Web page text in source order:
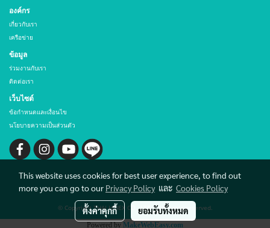
องค์กร
เกี่ยวกับเรา
เครือข่าย
ข้อมูล
ร่วมงานกับเรา
ติดต่อเรา
เว็บไซต์
ข้อกำหนดและเงื่อนไข
นโยบายความเป็นส่วนตัว
© Copyright THAI HIBEX CO., LTD. All rights reserved.
Powered by MakeWebEasy.com
This website uses cookies for best user experience, to find out
more you can go to our Privacy Policyและ Cookies Policy
ตั้งค่าคุกกี้ ยอมรับทั้งหมด